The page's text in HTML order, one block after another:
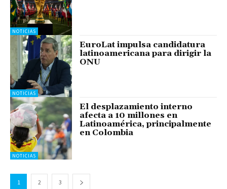
NOTICIAS
NOTICIAS
EuroLat impulsa candidatura
latinoamericana para dirigir la
ONU
NOTICIAS
El desplazamiento interno
afecta a 10 millones en
Latinoamérica, principalmente
en Colombia
1 2 3